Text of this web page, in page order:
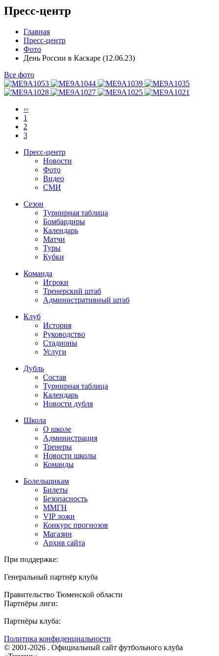
Пресс-центр
Главная
Пресс-центр
Фото
День России в Каскаре (12.06.23)
Все фото
‹‹
1
2
3
Пресс-центр
Новости
Фото
Видео
СМИ
Сезон
Турнирная таблица
Бомбардиры
Календарь
Матчи
Туры
Кубки
Команда
Игроки
Тренерский штаб
Административный штаб
Клуб
История
Руководство
Стадионы
Услуги
Дубль
Состав
Турнирная таблица
Календарь
Новости дубля
Школа
О школе
Администрация
Тренеры
Новости школы
Команды
Болельщикам
Билеты
Безопасность
ММГН
VIP ложи
Конкурс прогнозов
Магазин
Архив сайта
При поддержке:
Генеральный партнёр клуба
Правительство Тюменской области
Партнёры лиги:
Партнёры клуба:
Политика конфиденциальности
© 2001-2026 . Официальный сайт футбольного клуба